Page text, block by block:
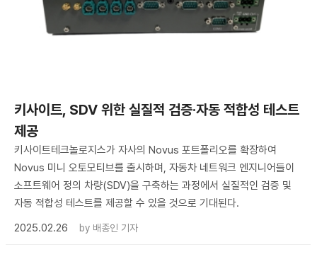
키사이트, SDV 위한 실질적 검증·자동 적합성 테스트
제공
키사이트테크놀로지스가 자사의 Novus 포트폴리오를 확장하여
Novus 미니 오토모티브를 출시하며, 자동차 네트워크 엔지니어들이
소프트웨어 정의 차량(SDV)을 구축하는 과정에서 실질적인 검증 및
자동 적합성 테스트를 제공할 수 있을 것으로 기대된다.
2025.02.26
by 배종인 기자